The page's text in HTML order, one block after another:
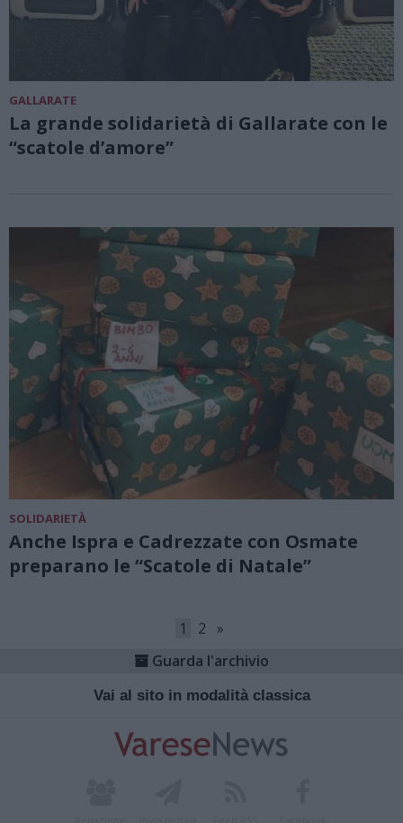
GALLARATE
La grande solidarietà di Gallarate con le
“scatole d’amore”
SOLIDARIETÀ
Anche Ispra e Cadrezzate con Osmate
preparano le “Scatole di Natale”
1 2
»
Guarda l'archivio
Vai al sito in modalità classica